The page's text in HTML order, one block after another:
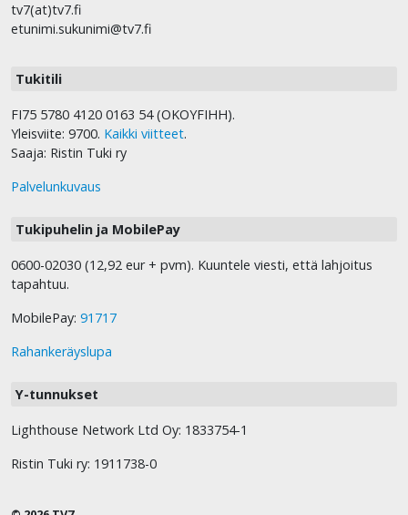
tv7(at)tv7.fi
etunimi.sukunimi@tv7.fi
Tukitili
FI75 5780 4120 0163 54 (OKOYFIHH).
Yleisviite: 9700. Kaikki viitteet.
Saaja: Ristin Tuki ry
Palvelunkuvaus
Tukipuhelin ja MobilePay
0600-02030 (12,92 eur + pvm). Kuuntele viesti, että lahjoitus
tapahtuu.
MobilePay: 91717
Rahankeräyslupa
Y-tunnukset
Lighthouse Network Ltd Oy: 1833754-1
Ristin Tuki ry: 1911738-0